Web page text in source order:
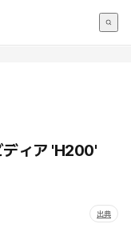
ディア 'H200'
出典